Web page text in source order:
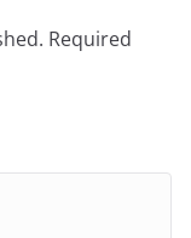
Required